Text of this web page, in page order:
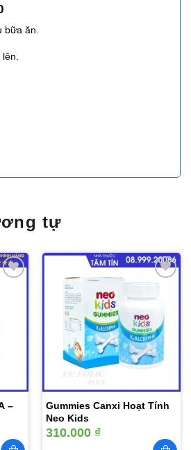
bữa ăn.
tự
–
yêu
thích
Gummies Canxi Hoạt Tính
Neo Kids
310.000 ₫